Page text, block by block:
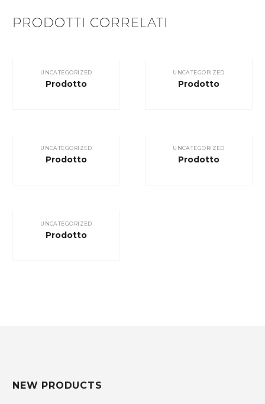
PRODOTTI CORRELATI
UNCATEGORIZED
Prodotto
UNCATEGORIZED
Prodotto
UNCATEGORIZED
Prodotto
UNCATEGORIZED
Prodotto
UNCATEGORIZED
Prodotto
NEW PRODUCTS